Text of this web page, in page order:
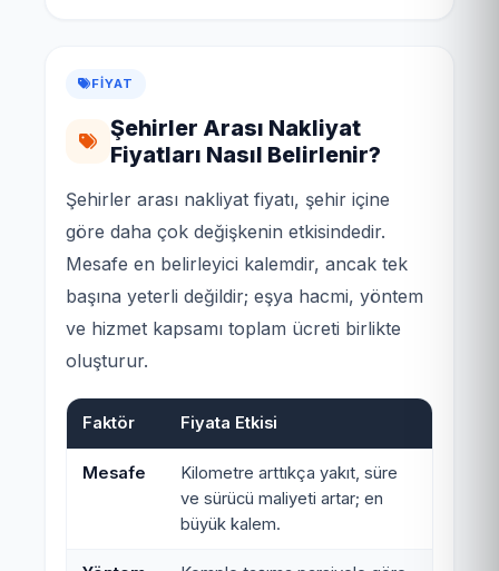
FIYAT
Şehirler Arası Nakliyat
Fiyatları Nasıl Belirlenir?
Şehirler arası nakliyat fiyatı, şehir içine
göre daha çok değişkenin etkisindedir.
Mesafe en belirleyici kalemdir, ancak tek
başına yeterli değildir; eşya hacmi, yöntem
ve hizmet kapsamı toplam ücreti birlikte
oluşturur.
Faktör Fiyata Etkisi
Mesafe
Kilometre arttıkça yakıt, süre
ve sürücü maliyeti artar; en
büyük kalem.